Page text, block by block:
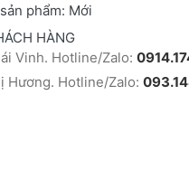
phẩm: Mới
HÀNG
Vinh. Hotline/Zalo:
Hương. Hotline/Zalo: